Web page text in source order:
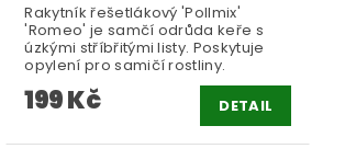
Rakytník řešetlákový 'Pollmix'
'Romeo' je samčí odrůda keře s
úzkými stříbřitými listy. Poskytuje
opylení pro samičí rostliny.
199 Kč DETAIL